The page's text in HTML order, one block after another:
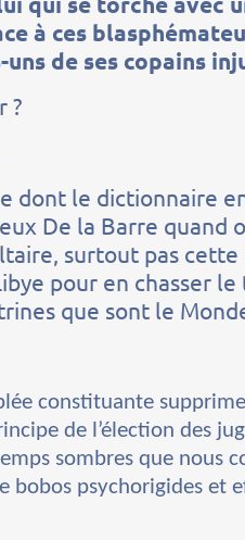
à ces
de ses copains
?
dont le dictionnaire
De la Barre quand
surtout pas
pour en chasser
que sont le
constituante
de l’élection des
sombres que nous
bobos psychorigides et